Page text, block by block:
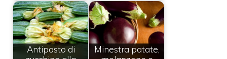
Antipasto di
Minestra patate,